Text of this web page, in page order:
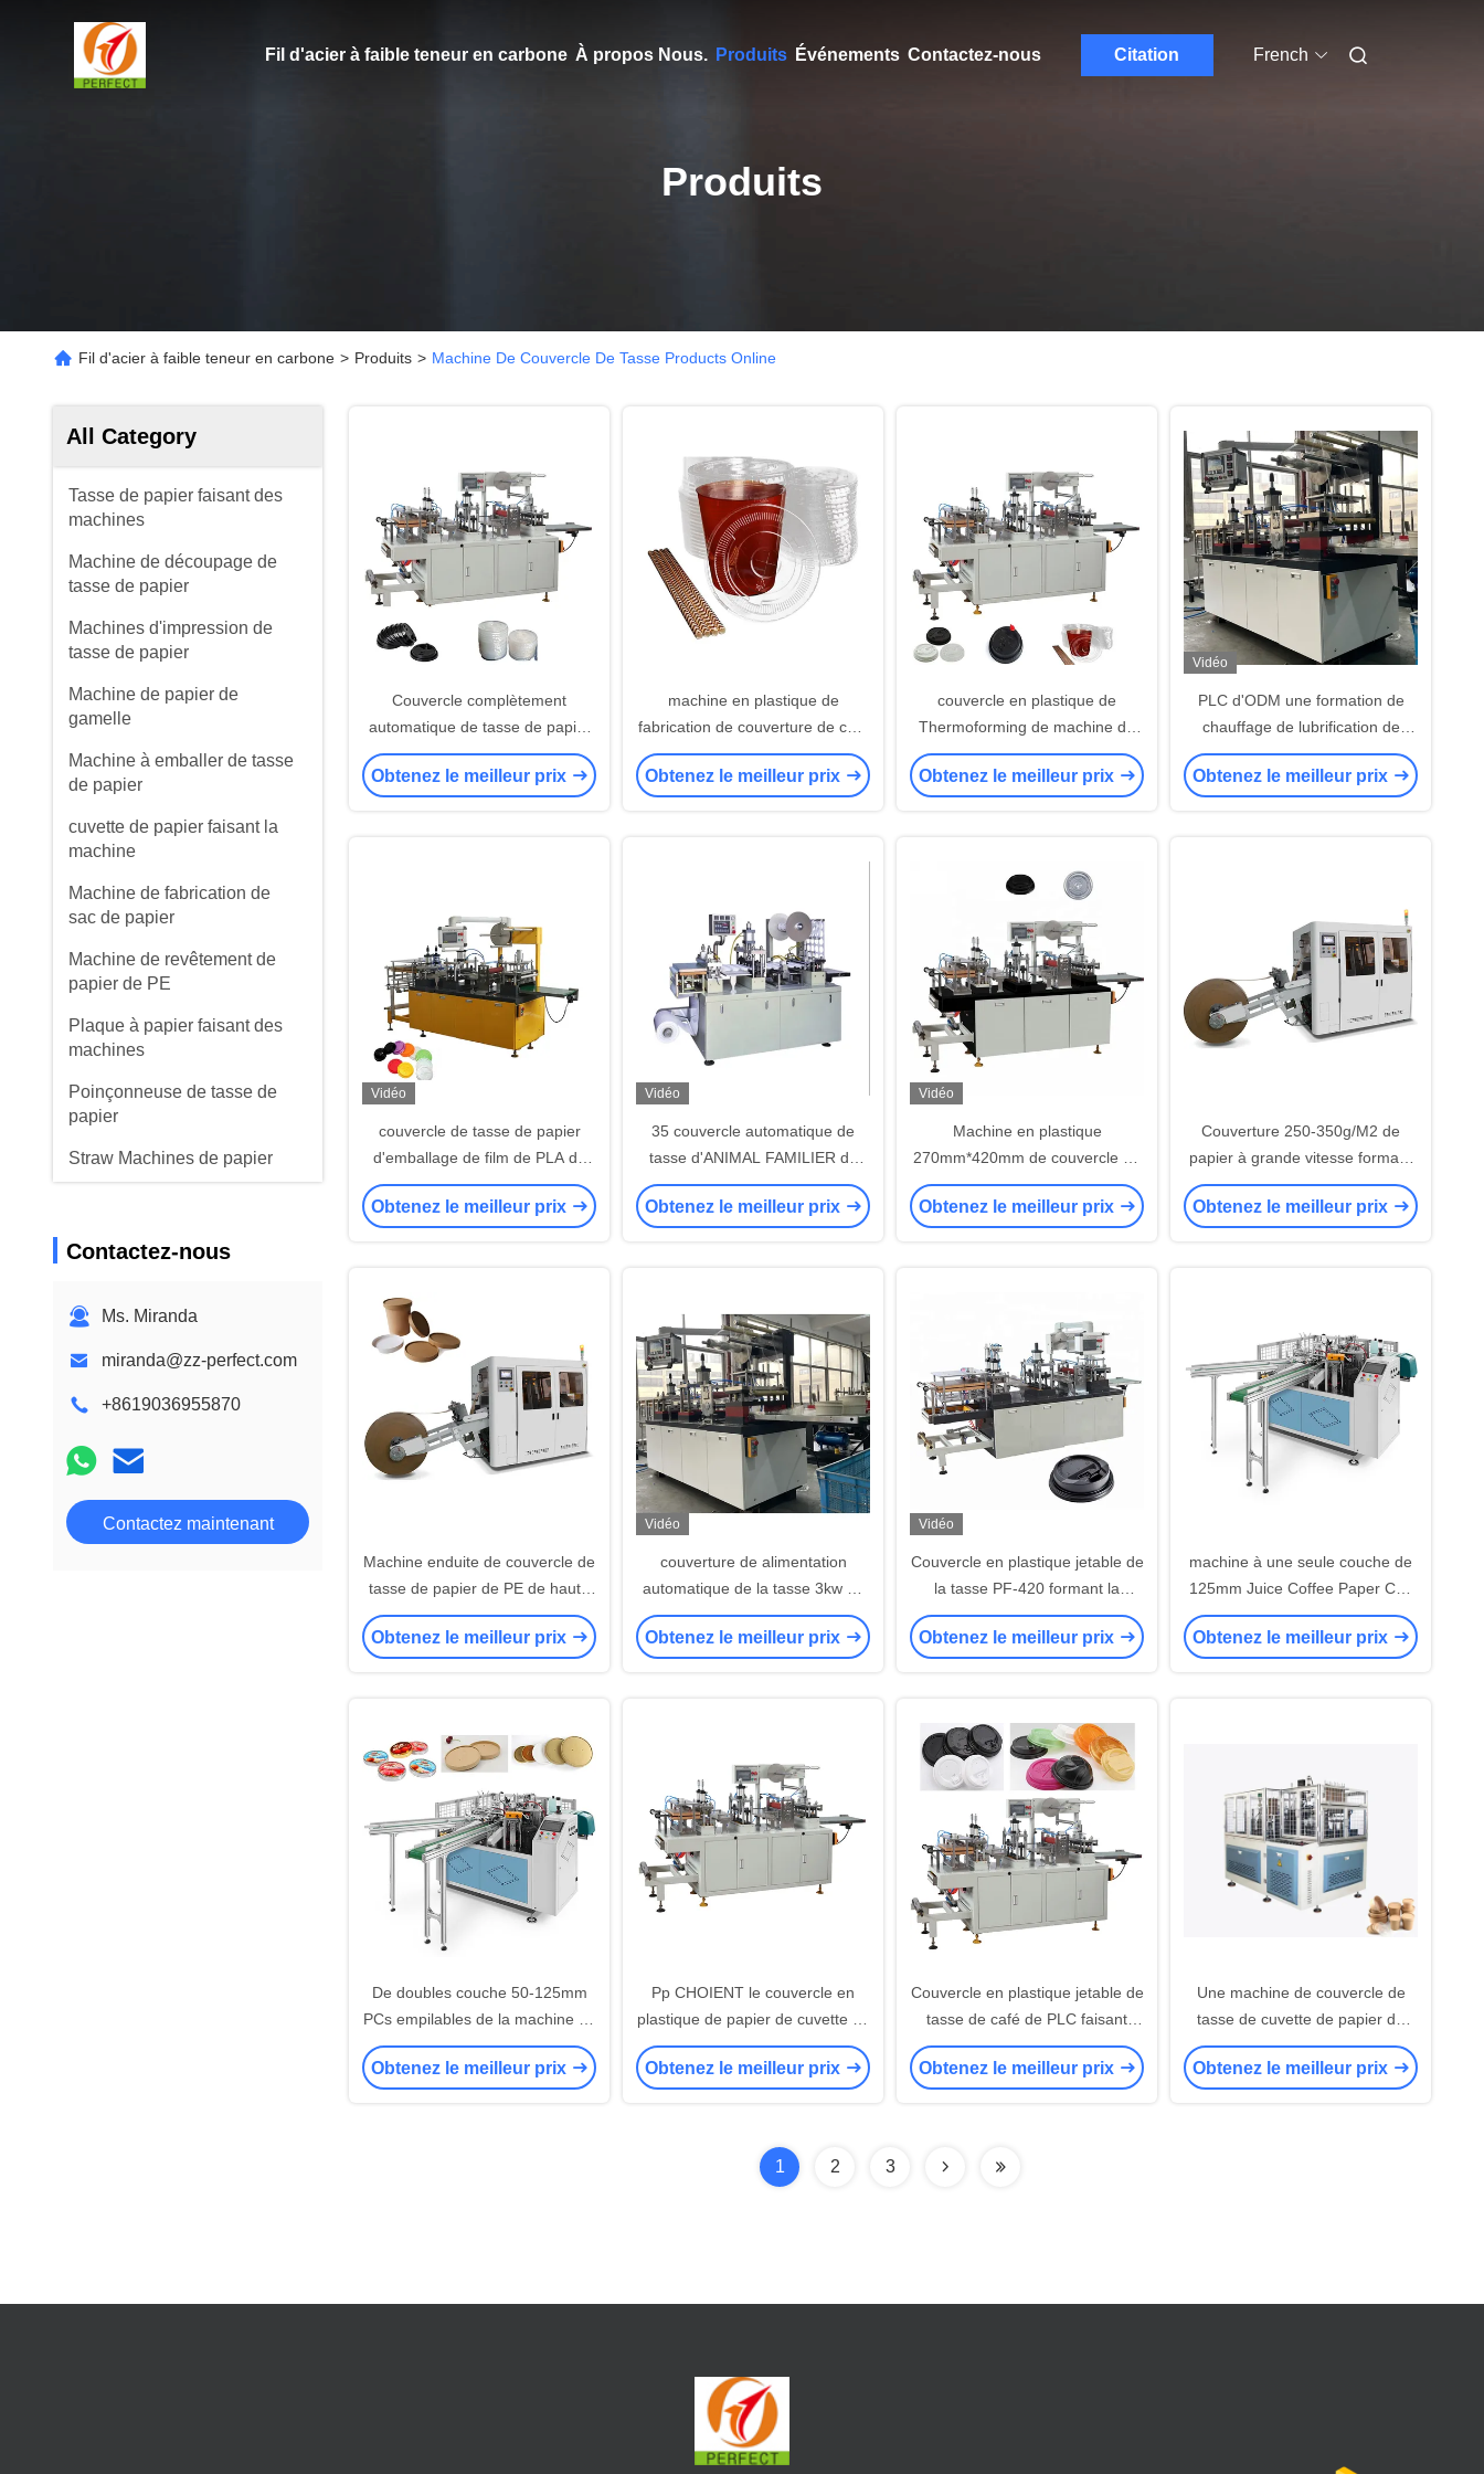
Fil d'acier à faible teneur en carbone À propos Nous. Produits Événements Contactez-nous Citation French
Produits
Fil d'acier à faible teneur en carbone > Produits > Machine De Couvercle De Tasse Products Online
All Category
Tasse de papier faisant des
machines
Machine de découpage de
tasse de papier
Machines d'impression de
tasse de papier
Machine de papier de
gamelle
Machine à emballer de tasse
de papier
cuvette de papier faisant la
machine
Machine de fabrication de
sac de papier
Machine de revêtement de
papier de PE
Plaque à papier faisant des
machines
Poinçonneuse de tasse de
papier
Straw Machines de papier
Machine de couvercle de
Matière première de tasse de
papier
Contactez-nous
Ms. Miranda
miranda@zz-perfect.com
+8619036955870
Contactez maintenant
Couvercle complètement
automatique de tasse de papier
formant la machine en plastique
de Thermoforming de couvercle
Obtenez le meilleur prix
machine en plastique de
fabrication de couverture de café
de 420*160mm de tasse de
machine jetable de couvercle
Obtenez le meilleur prix
couvercle en plastique de
Thermoforming de machine de
couvercle de tasse de 380V
220V 50HZ formant la machine
Obtenez le meilleur prix
Vidéo
PLC d'ODM une formation de
chauffage de lubrification de
mazout de machine de couvercle
de tasse de temps
Obtenez le meilleur prix
Vidéo
couvercle de tasse de papier
d'emballage de film de PLA de
course de 160mm faisant la
machine pour saladier
Obtenez le meilleur prix
Vidéo
35 couvercle automatique de
tasse d'ANIMAL FAMILIER de
Min Plastic Cup Cover Machine
12KW de temps formant la
Obtenez le meilleur prix
Vidéo
Machine en plastique
270mm*420mm de couvercle de
tasse de saladier de PLA d'OEM
de la CE
Obtenez le meilleur prix
Couverture 250-350g/M2 de
papier à grande vitesse formant
des PCs de la machine 60-90 par
minute
Obtenez le meilleur prix
Machine enduite de couvercle de
tasse de papier de PE de haute
performance pour la tasse de
café
Obtenez le meilleur prix
Vidéo
couverture de alimentation
automatique de la tasse 3kw de
papier faisant la pression
atmosphérique de la machine
Obtenez le meilleur prix
Vidéo
Couvercle en plastique jetable de
la tasse PF-420 formant la
grande vitesse de machine
Obtenez le meilleur prix
machine à une seule couche de
125mm Juice Coffee Paper Cup
Lid pour la crème glacée
Obtenez le meilleur prix
De doubles couche 50-125mm
PCs empilables de la machine de
couvercle de tasse du diamètre
50 à 70/minute
Obtenez le meilleur prix
Pp CHOIENT le couvercle en
plastique de papier de cuvette de
Papier d'emballage de machine
de couverture de tasse de
Obtenez le meilleur prix
Couvercle en plastique jetable de
tasse de café de PLC faisant
l'ODM d'OEM de machine
Obtenez le meilleur prix
Une machine de couvercle de
tasse de cuvette de papier du
temps 180-400gsm pour le
pliage
Obtenez le meilleur prix
1 2 3